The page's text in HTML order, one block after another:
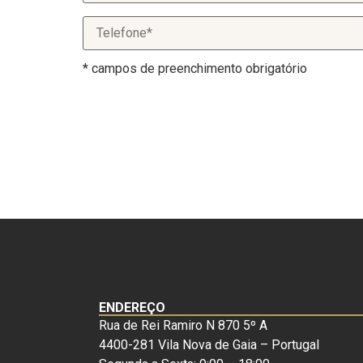
* campos de preenchimento obrigatório
ENDEREÇO
Rua de Rei Ramiro N 870 5º A
4400-281 Vila Nova de Gaia – Portugal